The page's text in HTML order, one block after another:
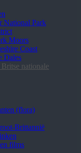
National Park
Moors
Coast
Dales
nationale
(flora)
Brittannië
films